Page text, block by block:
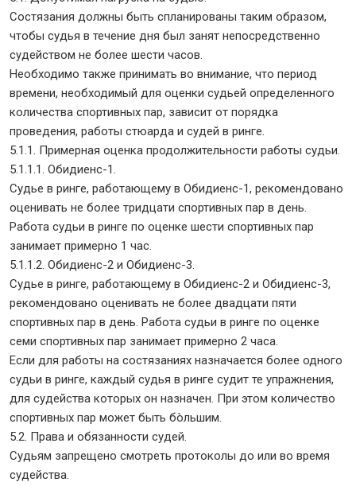
Состязания должны быть спланированы таким образом,
чтобы судья в течение дня был занят непосредственно
судейством не более шести часов.
Необходимо также принимать во внимание, что период
времени, необходимый для оценки судьей определенного
количества спортивных пар, зависит от порядка
проведения, работы стюарда и судей в ринге.
5.1.1. Примерная оценка продолжительности работы судьи.
5.1.1.1. Обидиенс-1.
Судье в ринге, работающему в Обидиенс-1, рекомендовано
оценивать не более тридцати спортивных пар в день.
Работа судьи в ринге по оценке шести спортивных пар
занимает примерно 1 час.
5.1.1.2. Обидиенс-2 и Обидиенс-3.
Судье в ринге, работающему в Обидиенс-2 и Обидиенс-3,
рекомендовано оценивать не более двадцати пяти
спортивных пар в день. Работа судьи в ринге по оценке
семи спортивных пар занимает примерно 2 часа.
Если для работы на состязаниях назначается более одного
судьи в ринге, каждый судья в ринге судит те упражнения,
для судейства которых он назначен. При этом количество
спортивных пар может быть бòльшим.
5.2. Права и обязанности судей.
Судьям запрещено смотреть протоколы до или во время
судейства.